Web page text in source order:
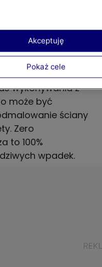
fachowców w
mieszkaniach i
wykonywania z
może być
ściany
Zero
to 100%
wpadek.
Pokaż cele
Akceptuję